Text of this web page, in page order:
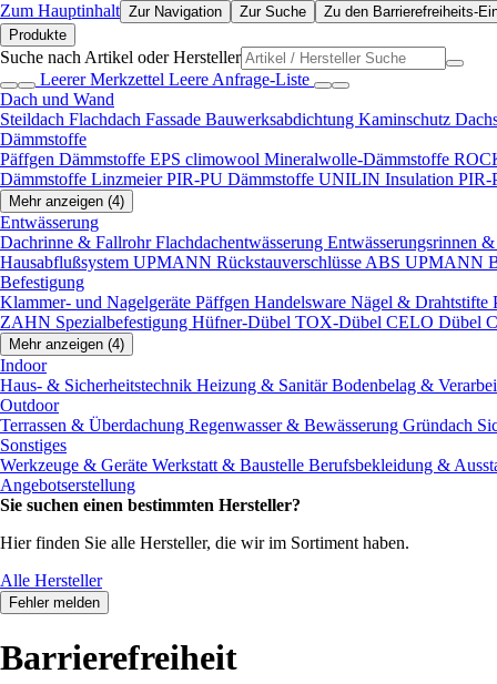
Zum Hauptinhalt Zur Navigation Zur Suche
Zu den Barrierefreiheits-
Produkte
Suche nach Artikel oder Hersteller
Leerer Merkzettel Leere Anfrage-Liste
Dach und Wand
Steildach Flachdach Fassade Bauwerksabdichtung Kaminschutz
Dämmstoffe
Päffgen Dämmstoffe EPS climowool Mineralwolle-Dämmstoffe
Dämmstoffe Linzmeier PIR-PU Dämmstoffe UNILIN Insulation PIR-
Mehr anzeigen (4)
Entwässerung
Dachrinne & FallrohrFlachdachentwässerung Entwässerungsrinnen
Hausabflußsystem UPMANN Rückstauverschlüsse ABS UPMANN
Befestigung
Klammer- und Nagelgeräte Päffgen Handelsware Nägel & Drahtstifte
ZAHN Spezialbefestigung Hüfner-Dübel TOX-Dübel CELO Dübel
Mehr anzeigen (4)
Indoor
Haus- & Sicherheitstechnik Heizung & SanitärBodenbelag &
Outdoor
Terrassen & Überdachung Regenwasser & Bewässerung Gründach
Sonstiges
Werkzeuge & Geräte Werkstatt & Baustelle Berufsbekleidung &
Angebotserstellung
Sie suchen einen bestimmten Hersteller?
Hier finden Sie alle Hersteller, die wir im Sortiment haben.
Alle Hersteller
Fehler melden
Barrierefreiheit